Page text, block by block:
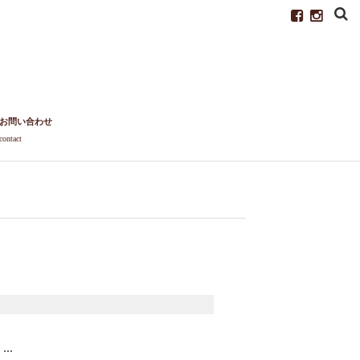
お問い合わせ
contact